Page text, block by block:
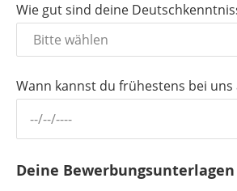
Wie gut sind deine
Wann kannst du frühestens bei uns
Deine Bewerbungsunterlagen